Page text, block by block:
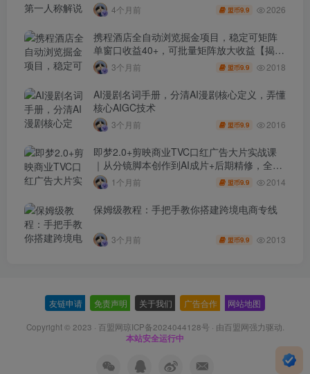
4个月前 盟币9.9 2026
携程酒店全自动浏览掘金项目，稳定可矩阵
单窗口收益40+，可批量矩阵放大收益【揭
秘】3个月前 盟币9.9 2018
AI漫剧名词手册，分清AI漫剧核心定义，弄懂
核心AIGC技术
3个月前 盟币9.9 2016
即梦2.0+剪映商业TVC口红广告大片实战课
｜从分镜脚本创作到AI成片+后期精修，全流
程打造品牌级产品广告
1个月前 盟币9.9 2014
保姆级教程：手把手教你搭建跨境电商专线
3个月前 盟币9.9 2013
友链申请 免责声明 关于我们 广告合作 网站地图
Copyright © 2023 · 百盟网琼ICP备2024044128号 · 由百盟网强力驱动.
本站安全运行中